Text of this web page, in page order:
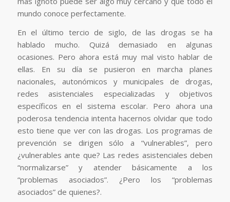
mundo conoce perfectamente.
En el último tercio de siglo, de las drogas se ha
hablado mucho. Quizá demasiado en algunas
ocasiones. Pero ahora está muy mal visto hablar de
ellas. En su día se pusieron en marcha planes
nacionales, autonómicos y municipales de drogas,
redes asistenciales especializadas y objetivos
específicos en el sistema escolar. Pero ahora una
poderosa tendencia intenta hacernos olvidar que todo
esto tiene que ver con las drogas. Los programas de
prevención se dirigen sólo a “vulnerables”, pero
¿vulnerables ante que? Las redes asistenciales deben
“normalizarse” y atender básicamente a los
“problemas asociados”. ¿Pero los “problemas
asociados” de quienes?.